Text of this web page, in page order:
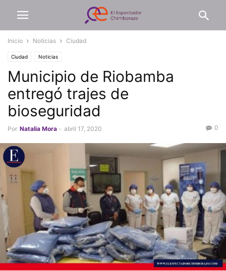
Inicio Noticias Ciudad
Ciudad Noticias
Municipio de Riobamba
entregó trajes de
bioseguridad
Por Natalia Mora - abril 17, 2020 0